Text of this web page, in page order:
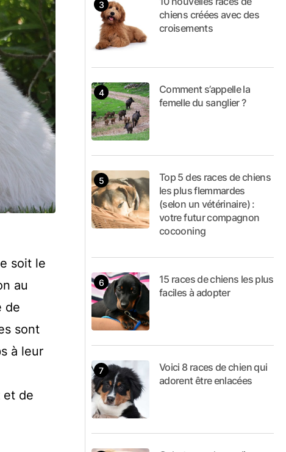
soit le
au
de
sont
à leur
et de
chiens créées avec des
croisements
Comment s’appelle la
femelle du sanglier ?
Top 5 des races de chiens
les plus flemmardes
(selon un vétérinaire) :
votre futur compagnon
cocooning
15 races de chiens les plus
faciles à adopter
Voici 8 races de chien qui
adorent être enlacées